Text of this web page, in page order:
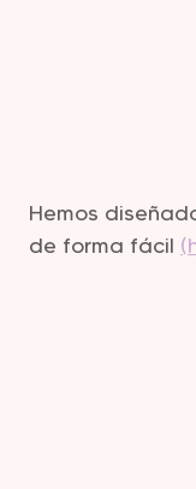
Hemos
de forma fácil